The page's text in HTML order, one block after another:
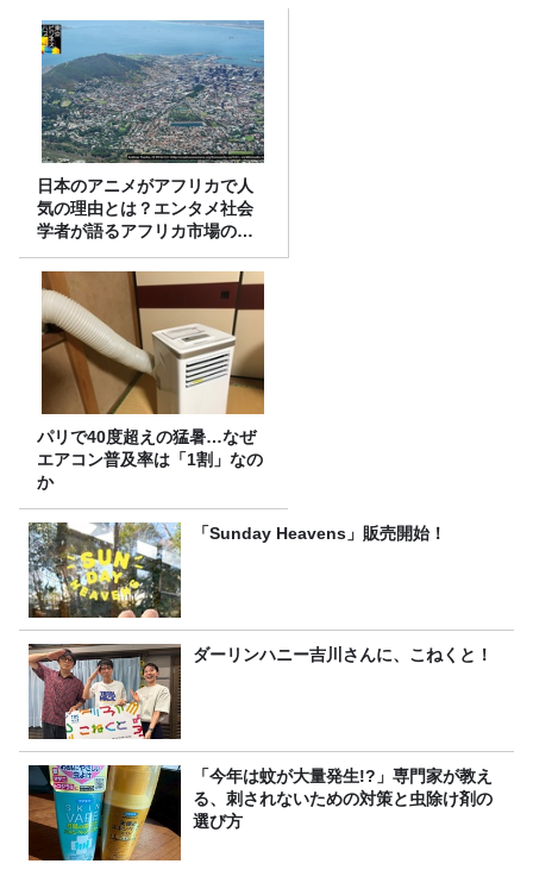
日本のアニメがアフリカで人
気の理由とは？エンタメ社会
学者が語るアフリカ市場のリ
アル
パリで40度超えの猛暑…なぜ
エアコン普及率は「1割」なの
か
「Sunday Heavens」販売開始！
ダーリンハニー吉川さんに、こねくと！
「今年は蚊が大量発生!?」専門家が教え
る、刺されないための対策と虫除け剤の
選び方